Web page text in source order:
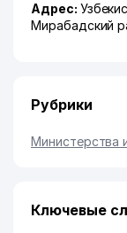
Адрес:
Мирабадский
Рубрики
Министерства
Ключевые